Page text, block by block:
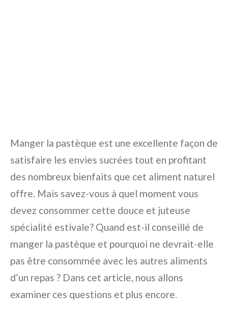
Manger la pastèque est une excellente façon de
satisfaire les envies sucrées tout en profitant
des nombreux bienfaits que cet aliment naturel
offre. Mais savez-vous à quel moment vous
devez consommer cette douce et juteuse
spécialité estivale? Quand est-il conseillé de
manger la pastèque et pourquoi ne devrait-elle
pas être consommée avec les autres aliments
d’un repas ? Dans cet article, nous allons
examiner ces questions et plus encore.